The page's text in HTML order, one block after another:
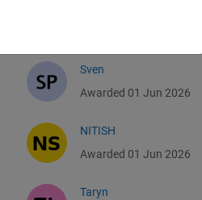
Sven
Awarded 01 Jun 2026
NITISH
Awarded 01 Jun 2026
Taryn